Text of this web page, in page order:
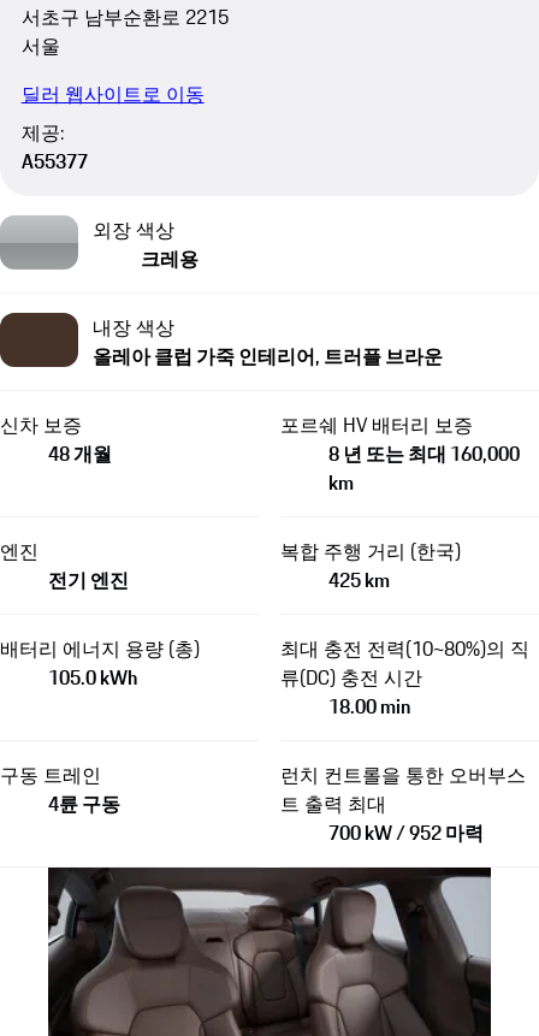
서초구 남부순환로 2215
서울
딜러 웹사이트로 이동
제공:
A55377
외장 색상
크레용
내장 색상
올레아 클럽 가죽 인테리어, 트러플 브라운
신차 보증
48 개월
포르쉐 HV 배터리 보증
8 년 또는 최대 160,000
km
엔진
전기 엔진
복합 주행 거리 (한국)
425 km
배터리 에너지 용량 (총)
105.0 kWh
최대 충전 전력(10~80%)의 직
류(DC) 충전 시간
18.00 min
구동 트레인
4륜 구동
런치 컨트롤을 통한 오버부스
트 출력 최대
700 kW / 952 마력